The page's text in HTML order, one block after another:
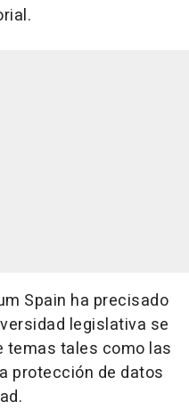
Spain ha precisado
legislativa se
temas tales como las
protección de datos